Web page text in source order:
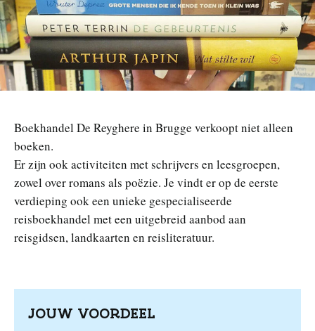
n
Boekhandel De Reyghere in Brugge verkoopt niet alleen
boeken.
Er zijn ook activiteiten met schrijvers en leesgroepen,
zowel over romans als poëzie. Je vindt er op de eerste
verdieping ook een unieke gespecialiseerde
reisboekhandel met een uitgebreid aanbod aan
reisgidsen, landkaarten en reisliteratuur.
JOUW VOORDEEL